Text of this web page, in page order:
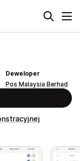
Deweloper
Pos Malaysia Berhad